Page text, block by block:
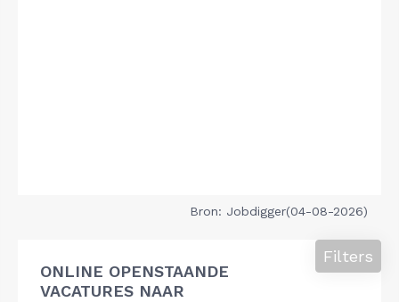
Bron: Jobdigger(04-08-2026)
ONLINE OPENSTAANDE
VACATURES NAAR
Filters